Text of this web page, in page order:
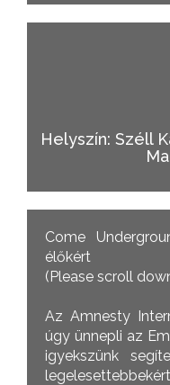
Helyszín: Széll
Come
élőkért
(Please scroll
Az Amnesty
úgy ünnepli az
igyekszünk